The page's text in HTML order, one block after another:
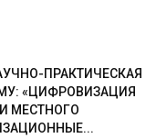
ПРАКТИЧЕСКАЯ
«ЦИФРОВИЗАЦИЯ
МЕСТНОГО